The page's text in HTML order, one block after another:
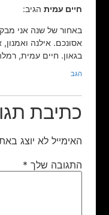
חיים עמית הגיב:
באחור של שנה אני
אסונכם. אילנה
בגאון. חיים עמית,
הגב
כתיבת
האימייל לא יוצג
התגובה שלך *